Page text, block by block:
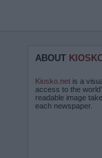
ABOUT
Kiosko.net is a
access to the
readable image
each newspaper.